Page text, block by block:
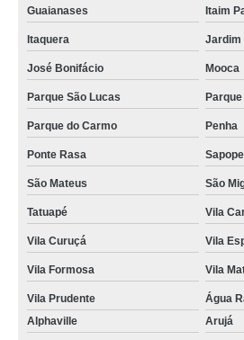
Guaianases Itaim
Itaquera Jardim
José Bonifácio Mooca
Parque São Lucas
Parque do Carmo Penha
Ponte Rasa
São Mateus São
Tatuapé Vila
Vila Curuçá Vila
Vila Formosa Vila
Vila Prudente
Água
Alphaville
Arujá